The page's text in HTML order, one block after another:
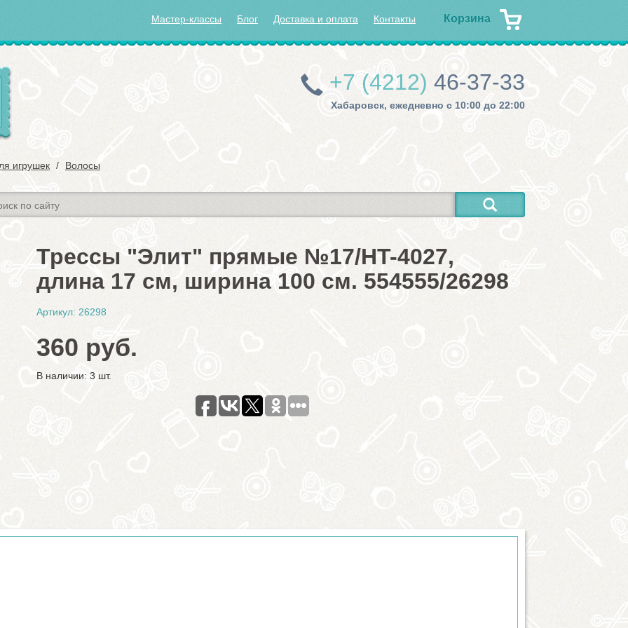
Корзина
Мастер-классы Блог Доставка и оплата Контакты
+7 (4212) 46-37-33
Хабаровск, ежедневно с 10:00 до 22:00
игрушек Волосы
Трессы "Элит" прямые №17/HT-4027,
длина 17 см, ширина 100 см. 554555/26298
Артикул: 26298
360 руб.
В наличии: 3 шт.